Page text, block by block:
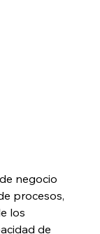
negocio
procesos,
los
de